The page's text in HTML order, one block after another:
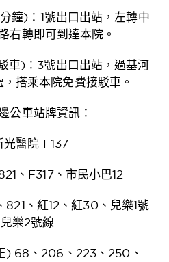
鐘)：1號出口出站，左轉中
右轉即可到達本院。
車)：3號出口出站，過基河
搭乘本院免費接駁車。
公車站牌資訊：
光醫院 F137
、F317、市民小巴12
821、紅12、紅30、兒樂1號
樂2號線
) 68、206、223、250、